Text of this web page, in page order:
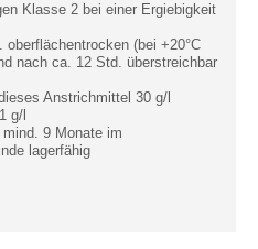
Klasse 2 bei einer Ergiebigkeit
(bei +20°C
nach ca. 12 Std. überstreichbar
Anstrichmittel 30 g/l
g/l
9 Monate im
lagerfähig